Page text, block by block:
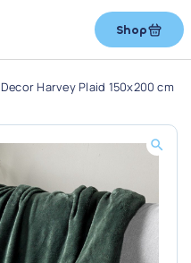
Shop
Harvey Plaid 150x200 cm